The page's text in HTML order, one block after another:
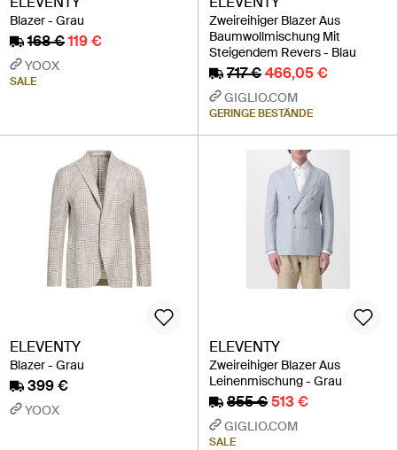
Blazer - Grau
168 €119 €
YOOX
SALE
Zweireihiger Blazer Aus
Baumwollmischung Mit
Steigendem Revers - Blau
717 €466,05 €
GIGLIO.COM
GERINGE BESTÄNDE
ELEVENTY
Blazer - Grau
399 €
YOOX
ELEVENTY
Zweireihiger Blazer Aus
Leinenmischung - Grau
855 €513 €
GIGLIO.COM
SALE